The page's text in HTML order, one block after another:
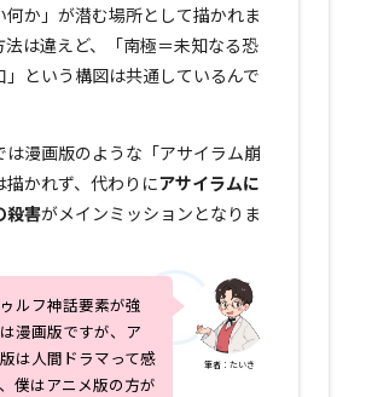
何か」が潜む場所として描かれま
法は違えど、「南極＝未知なる恐
」という構図は共通しているんで
は漫画版のような「アサイラム崩
描かれず、代わりにアサイラムに
殺害がメインミッションとなりま
筆者：たいき
ルフ神話要素が強
漫画版ですが、ア
は人間ドラマって感
僕はアニメ版の方が